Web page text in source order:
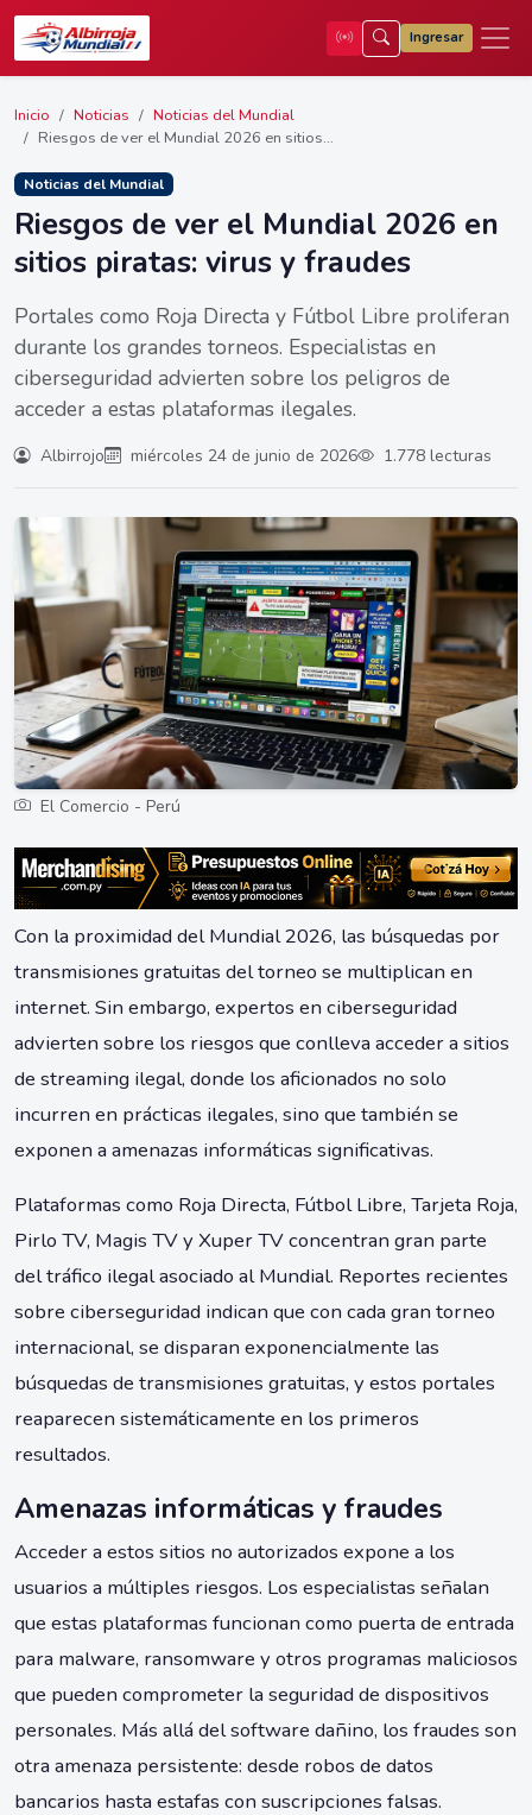
Ingresar
Inicio Noticias
Noticias del Mundial
Riesgos de ver el Mundial 2026 en sitios...
Noticias del Mundial
Riesgos de ver el Mundial 2026 en
sitios piratas: virus y fraudes
Portales como Roja Directa y Fútbol Libre proliferan
durante los grandes torneos. Especialistas en
ciberseguridad advierten sobre los peligros de
acceder a estas plataformas ilegales.
Albirrojo miércoles 24 de junio de 2026 1.778 lecturas
El Comercio - Perú
Con la proximidad del Mundial 2026, las búsquedas por
transmisiones gratuitas del torneo se multiplican en
internet. Sin embargo, expertos en ciberseguridad
advierten sobre los riesgos que conlleva acceder a sitios
de streaming ilegal, donde los aficionados no solo
incurren en prácticas ilegales, sino que también se
exponen a amenazas informáticas significativas.
Plataformas como Roja Directa, Fútbol Libre, Tarjeta Roja,
Pirlo TV, Magis TV y Xuper TV concentran gran parte
del tráfico ilegal asociado al Mundial. Reportes recientes
sobre ciberseguridad indican que con cada gran torneo
internacional, se disparan exponencialmente las
búsquedas de transmisiones gratuitas, y estos portales
reaparecen sistemáticamente en los primeros
resultados.
Amenazas informáticas y fraudes
Acceder a estos sitios no autorizados expone a los
usuarios a múltiples riesgos. Los especialistas señalan
que estas plataformas funcionan como puerta de entrada
para malware, ransomware y otros programas maliciosos
que pueden comprometer la seguridad de dispositivos
personales. Más allá del software dañino, los fraudes son
otra amenaza persistente: desde robos de datos
bancarios hasta estafas con suscripciones falsas.